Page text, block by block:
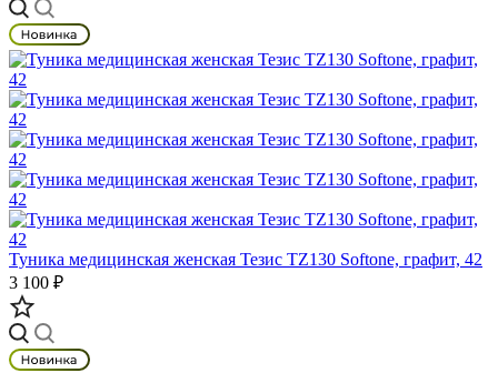
Туника медицинская женская Тезис TZ130 Softone, графит, 42
3 100 ₽